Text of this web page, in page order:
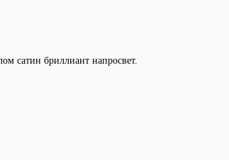
сатин бриллиант напросвет.